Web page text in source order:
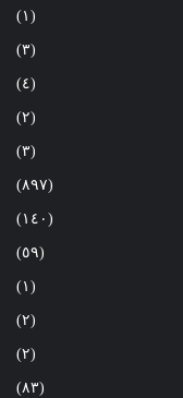
(١)
(٣)
(٤)
(٢)
(٣)
(٨٩٧)
(١٤٠)
(٥٩)
(١)
(٢)
(٢)
(٨٣)